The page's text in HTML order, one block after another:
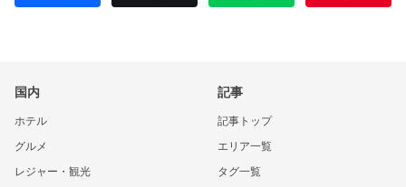
国内
ホテル
グルメ
レジャー・観光
記事
記事トップ
エリア一覧
タグ一覧